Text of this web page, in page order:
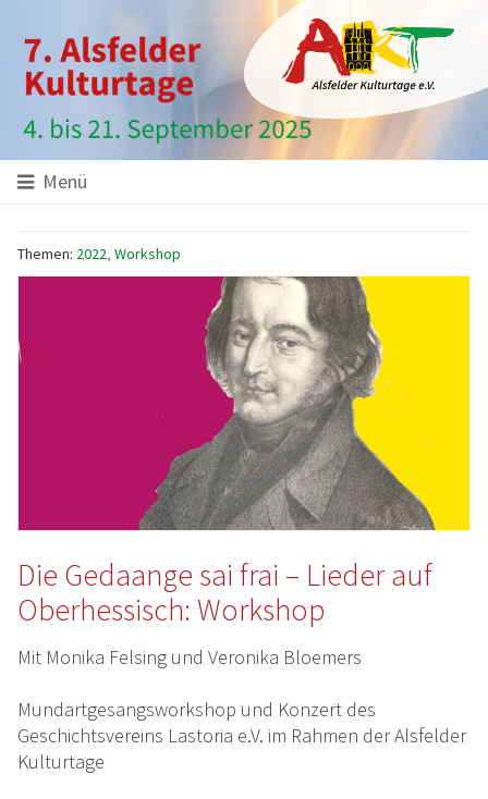
Startseite
Hauptinhalt
Menü
Themen: 2022, Workshop
Die Gedaange sai frai – Lieder auf
Oberhessisch: Workshop
Mit Monika Felsing und Veronika Bloemers
Mundartgesangsworkshop und Konzert des
Geschichtsvereins Lastoria e.V. im Rahmen der Alsfelder
Kulturtage